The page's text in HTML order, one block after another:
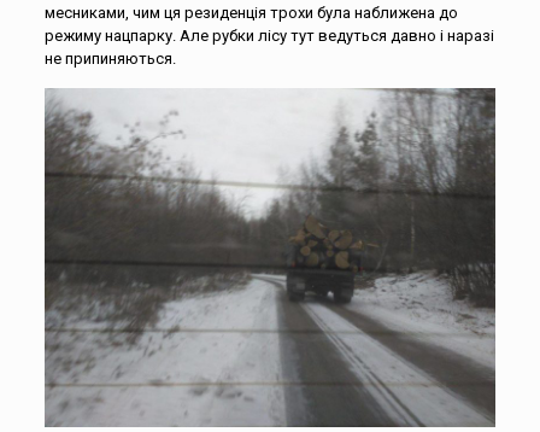
месниками, чим ця резиденція трохи була наближена до
режиму нацпарку. Але рубки лісу тут ведуться давно і наразі
не припиняються.